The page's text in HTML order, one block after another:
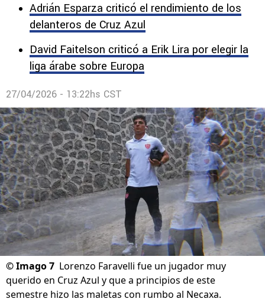
Adrián Esparza criticó el rendimiento de los
delanteros de Cruz Azul
David Faitelson criticó a Erik Lira por elegir la
liga árabe sobre Europa
27/04/2026 - 13:22hs CST
©Imago 7 Lorenzo Faravelli fue un jugador muy
querido en Cruz Azul y que a principios de este
semestre hizo las maletas con rumbo al Necaxa.